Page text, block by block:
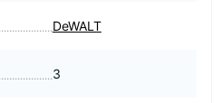
DeWALT
3